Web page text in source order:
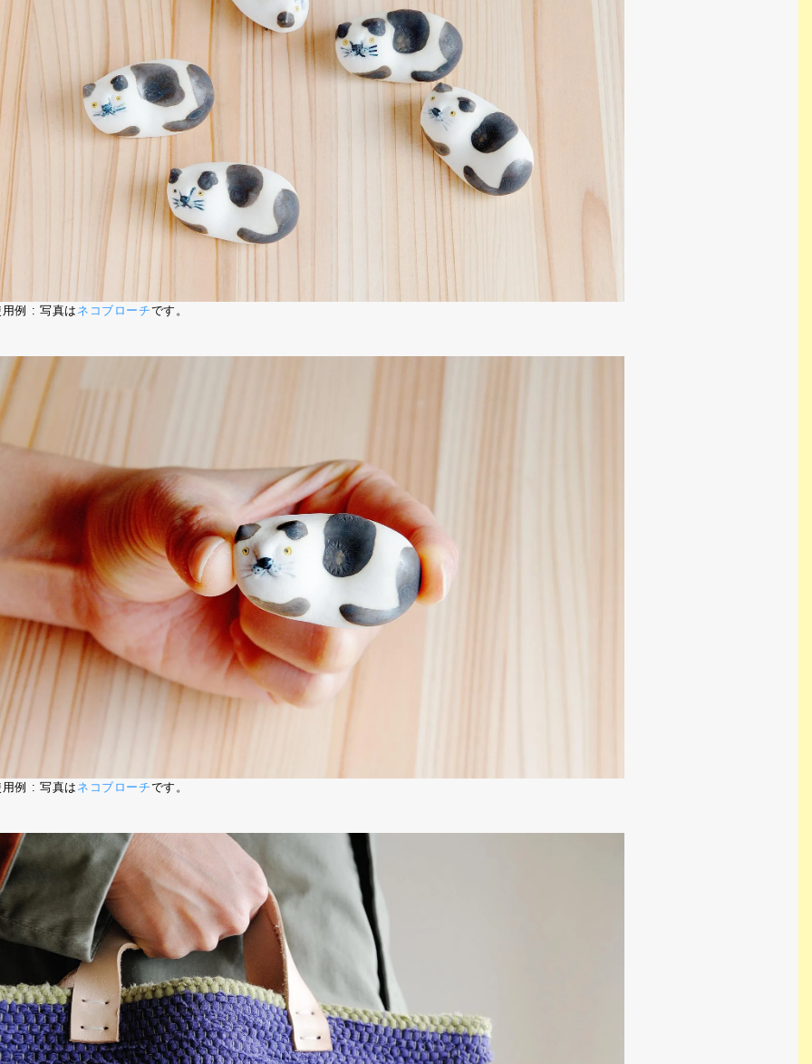
用例 : 写真は ネコブローチです。
用例 : 写真は ネコブローチです。